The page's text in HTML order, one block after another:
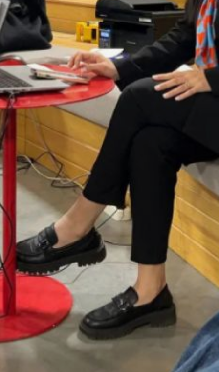
рабочих мест: от позиций
начального уровня
до должностей, требующих
высокой квалификации.
Карьерные консультанты
помогут участникам определить
наиболее перспективные
направления
для трудоустройства и наметить
чёткий план профессионального
развития.
Программа ярмарки
не ограничится выставкой
вакансий: гости смогут посетить
тематические мастер‑классы
и практические тренинги
по вопросам трудоустройства
и карьерного продвижения. По
информации комитета по труду
и занятости населения
правительства края, отдельный
блок мероприятий ориентирован
на студентов и выпускников,
стоящих на пороге выбора
профессии: эксперты
расскажут им
о востребованных
образовательных направлениях
и перспективах на рынке труда.
Отметим, что в прошлом году
благодаря региональному
и федеральному этапу ярмарки
трудоустройства работу нашли
более 500 жителей региона.
«Хочу остаться жить здесь»:
как господдержка помогает